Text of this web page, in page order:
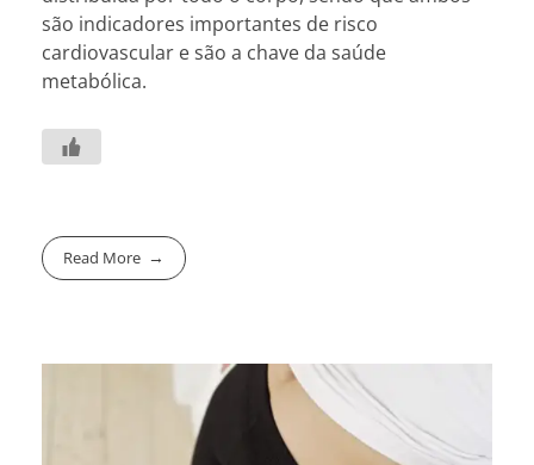
são indicadores importantes de risco
cardiovascular e são a chave da saúde
metabólica.
Read More